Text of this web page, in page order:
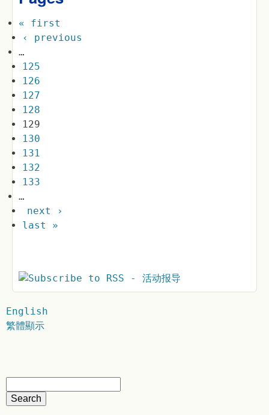
« first
‹ previous
…
125
126
127
128
129
130
131
132
133
…
next ›
last »
English
繁體顯示